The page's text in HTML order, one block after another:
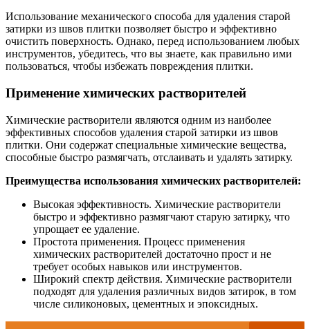
Использование механического способа для удаления старой
затирки из швов плитки позволяет быстро и эффективно
очистить поверхность. Однако, перед использованием любых
инструментов, убедитесь, что вы знаете, как правильно ими
пользоваться, чтобы избежать повреждения плитки.
Применение химических растворителей
Химические растворители являются одним из наиболее
эффективных способов удаления старой затирки из швов
плитки. Они содержат специальные химические вещества,
способные быстро размягчать, отслаивать и удалять затирку.
Преимущества использования химических растворителей:
Высокая эффективность. Химические растворители
быстро и эффективно размягчают старую затирку, что
упрощает ее удаление.
Простота применения. Процесс применения
химических растворителей достаточно прост и не
требует особых навыков или инструментов.
Широкий спектр действия. Химические растворители
подходят для удаления различных видов затирок, в том
числе силиконовых, цементных и эпоксидных.